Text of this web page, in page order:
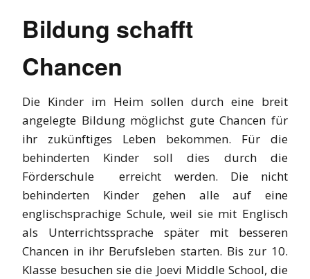
Bildung schafft
Chancen
Die Kinder im Heim sollen durch eine breit
angelegte Bildung möglichst gute Chancen für
ihr zukünftiges Leben bekommen. Für die
behinderten Kinder soll dies durch die
Förderschule erreicht werden. Die nicht
behinderten Kinder gehen alle auf eine
englischsprachige Schule, weil sie mit Englisch
als Unterrichtssprache später mit besseren
Chancen in ihr Berufsleben starten. Bis zur 10.
Klasse besuchen sie die Joevi Middle School, die